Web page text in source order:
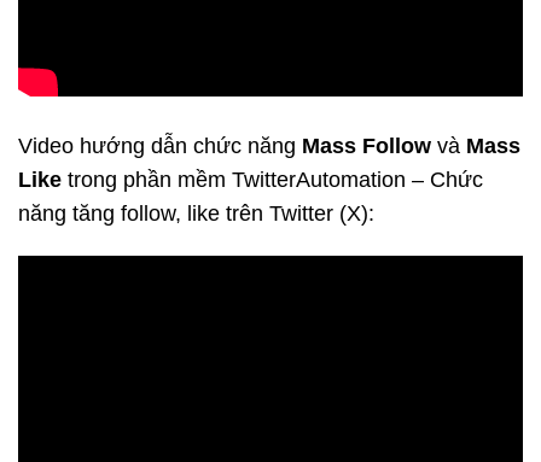
Video hướng dẫn chức năng Mass Follow và Mass
Like trong phần mềm TwitterAutomation – Chức
năng tăng follow, like trên Twitter (X):